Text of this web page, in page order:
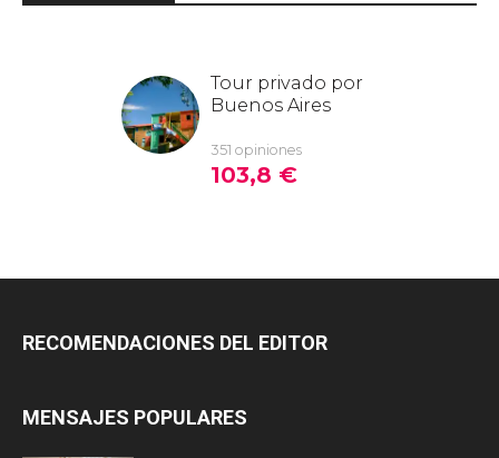
RECOMENDACIONES DEL EDITOR
MENSAJES POPULARES